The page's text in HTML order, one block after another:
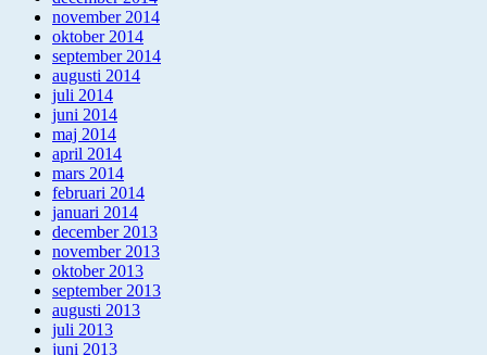
november 2014
oktober 2014
september 2014
augusti 2014
juli 2014
juni 2014
maj 2014
april 2014
mars 2014
februari 2014
januari 2014
december 2013
november 2013
oktober 2013
september 2013
augusti 2013
juli 2013
juni 2013